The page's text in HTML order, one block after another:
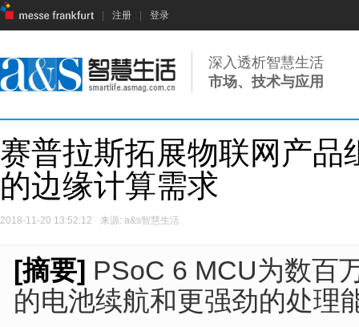
注册 登录
深入透析智慧生活
市场、技术与应用
赛普拉斯拓展物联网产品
的边缘计算需求
2018-11-20 13:52:12 来源: a&s智慧生活
[摘要] PSoC 6 MCU为数百
的电池续航和更强劲的处理